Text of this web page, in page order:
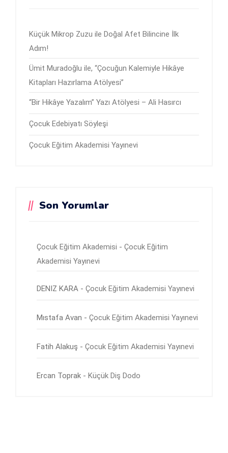
Küçük Mikrop Zuzu ile Doğal Afet Bilincine İlk
Adım!
Ümit Muradoğlu ile, “Çocuğun Kalemiyle Hikâye
Kitapları Hazırlama Atölyesi”
“Bir Hikâye Yazalım” Yazı Atölyesi – Ali Hasırcı
Çocuk Edebiyatı Söyleşi
Çocuk Eğitim Akademisi Yayınevi
Son Yorumlar
Çocuk Eğitim Akademisi - Çocuk Eğitim
Akademisi Yayınevi
DENIZ KARA - Çocuk Eğitim Akademisi Yayınevi
Mıstafa Avan - Çocuk Eğitim Akademisi Yayınevi
Fatih Alakuş - Çocuk Eğitim Akademisi Yayınevi
Ercan Toprak - Küçük Diş Dodo